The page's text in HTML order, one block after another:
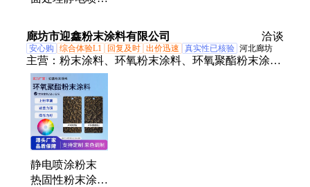
防爬特性
廊坊市迎鑫粉末涂料有限公司 洽谈
安心购 综合体验L1 回复及时 出价迅速 真实性已核验 河北廊坊
主营： 粉末涂料、环氧粉末涂料、环氧聚酯粉末涂
料、防静电、聚酯粉末涂料、彩色粉末塑粉、热固型
粉末涂料、耐湿热粉末涂料、无光粉末涂料、环氧聚
酯固化粉末涂料、丙烯酸树脂粉末涂料、丙烯酸粉末
涂料、丙烯酸树脂粉末漆、高光丙烯酸粉末涂料、金
属粉末涂料、锤纹粉末涂料、新型固体塑粉、静电喷
涂塑粉、环氧聚酯粉末漆、防火聚酯粉末涂料、户外
聚酯粉末涂料、聚酯防腐粉末涂料、氟碳粉末涂料、
静电喷涂粉末
热固性粉末涂料